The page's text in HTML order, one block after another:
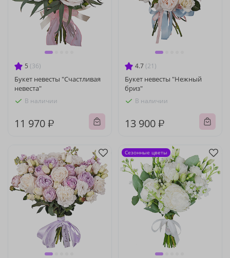
5 (36)
Букет невесты "Счастливая
невеста"
В наличии
11 970 ₽
4.7 (21)
Букет невесты "Нежный
бриз"
В наличии
13 900 ₽
Сезонные цветы